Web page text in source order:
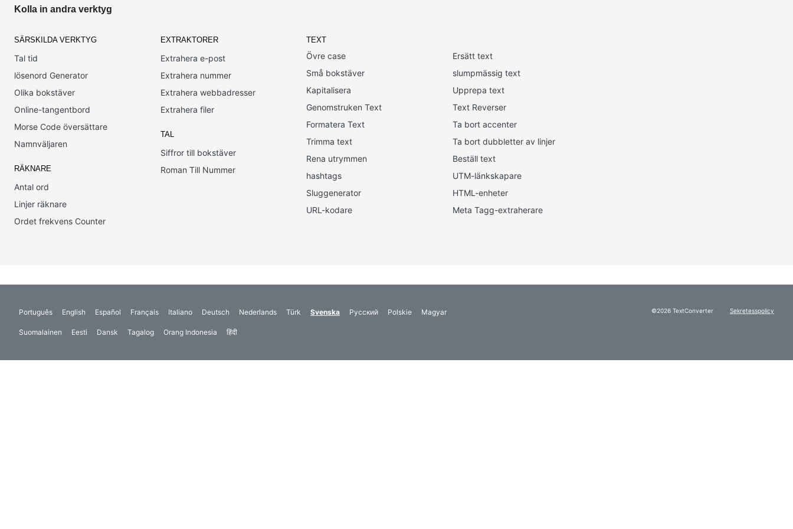
Kolla in andra verktyg
SÄRSKILDA VERKTYG
Tal tid
lösenord Generator
Olika bokstäver
Online-tangentbord
Morse Code översättare
Namnväljaren
RÄKNARE
Antal ord
Linjer räknare
Ordet frekvens Counter
EXTRAKTORER
Extrahera e-post
Extrahera nummer
Extrahera webbadresser
Extrahera filer
TAL
Siffror till bokstäver
Roman Till Nummer
TEXT
Övre case
Små bokstäver
Kapitalisera
Genomstruken Text
Formatera Text
Trimma text
Rena utrymmen
hashtags
Sluggenerator
URL-kodare
Ersätt text
slumpmässig text
Upprepa text
Text Reverser
Ta bort accenter
Ta bort dubbletter av linjer
Beställ text
UTM-länkskapare
HTML-enheter
Meta Tagg-extraherare
Português English Español Français Italiano Deutsch Nederlands Türk Svenska Русский Polskie Magyar
Suomalainen Eesti Dansk Tagalog Orang Indonesia हिंदी
©2026 TextConverter Sekretesspolicy